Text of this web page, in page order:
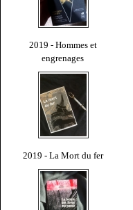
2019 - Hommes et
engrenages
2019 - La Mort du fer